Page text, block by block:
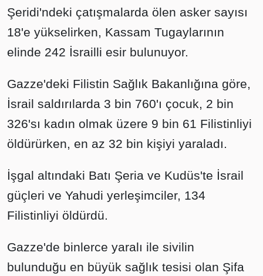
Şeridi'ndeki çatışmalarda ölen asker sayısı
18'e yükselirken, Kassam Tugaylarının
elinde 242 İsrailli esir bulunuyor.
Gazze'deki Filistin Sağlık Bakanlığına göre,
İsrail saldırılarda 3 bin 760'ı çocuk, 2 bin
326'sı kadın olmak üzere 9 bin 61 Filistinliyi
öldürürken, en az 32 bin kişiyi yaraladı.
İşgal altındaki Batı Şeria ve Kudüs'te İsrail
güçleri ve Yahudi yerleşimciler, 134
Filistinliyi öldürdü.
Gazze'de binlerce yaralı ile sivilin
bulunduğu en büyük sağlık tesisi olan Şifa